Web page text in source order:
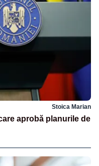
Stoica Marian
aprobă planurile de